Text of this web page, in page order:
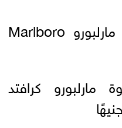
- السعر الرسمي لعبوة مارلبورو Marlboro
كرافتد